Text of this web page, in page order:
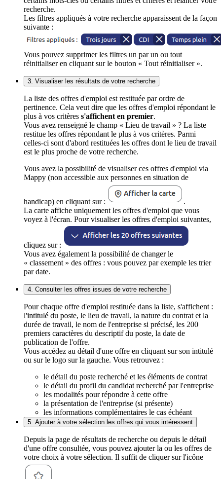
recherche.
Les filtres appliqués à votre recherche apparaissent de la façon
suivante :
Vous pouvez supprimer les filtres un par un ou tout
réinitialiser en cliquant sur le bouton « Tout réinitialiser ».
3. Visualiser les résultats de votre recherche
La liste des offres d'emploi est restituée par ordre de
pertinence. Cela veut dire que les offres d'emploi répondant le
plus à vos critères s'affichent en premier.
Vous avez renseigné le champ « Lieu de travail » ? La liste
restitue les offres répondant le plus à vos critères. Parmi
celles-ci sont d'abord restituées les offres dont le lieu de travail
est le plus proche de votre recherche.
Vous avez la possibilité de visualiser ces offres d'emploi via
Mappy (non accessible aux personnes en situation de
handicap) en cliquant sur :
.
La carte affiche uniquement les offres d'emploi que vous
voyez à l'écran. Pour visualiser les offres d'emploi suivantes,
cliquez sur :
Vous avez également la possibilité de changer le
« classement » des offres : vous pouvez par exemple les trier
par date.
4. Consulter les offres issues de votre recherche
Pour chaque offre d'emploi restituée dans la liste, s'affichent :
l'intitulé du poste, le lieu de travail, la nature du contrat et la
durée de travail, le nom de l'entreprise si précisé, les 200
premiers caractères du descriptif du poste, la date de
publication de l'offre.
Vous accédez au détail d'une offre en cliquant sur son intitulé
ou sur le logo sur la gauche. Vous retrouvez :
le détail du poste recherché et les éléments de contrat
le détail du profil du candidat recherché par l'entreprise
les modalités pour répondre à cette offre
la présentation de l'entreprise (si présente)
les informations complémentaires le cas échéant
5. Ajouter à votre sélection les offres qui vous intéressent
Depuis la page de résultats de recherche ou depuis le détail
d'une offre consultée, vous pouvez ajouter la ou les offres de
votre choix à votre sélection. Il suffit de cliquer sur l'icône